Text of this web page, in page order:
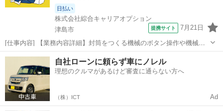
日払い
株式会社綜合キャリアオプション
津島市
提携サイト 7月21日
[仕事内容] 【業務内容詳細】封筒をつくる機械のボタン操作や機械に
紙を投入する作業。 【取扱製品情報】封筒 。＋お仕事探しはコンシェ
ルスタッフにおまかせ＋。 あなたのお仕事探しをしっかりサポート！
たとえば… 「もう少し...
愛知 津島市 工場
自社ローンに頼らず車にノレル
理想のクルマがあるけど審査に通らない方へ
（株）ICT Ad